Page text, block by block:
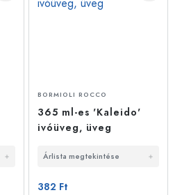
BORMIOLI ROCCO
365 ml-es 'Kaleido'
ivóüveg, üveg
Árlista megtekintése
382 Ft